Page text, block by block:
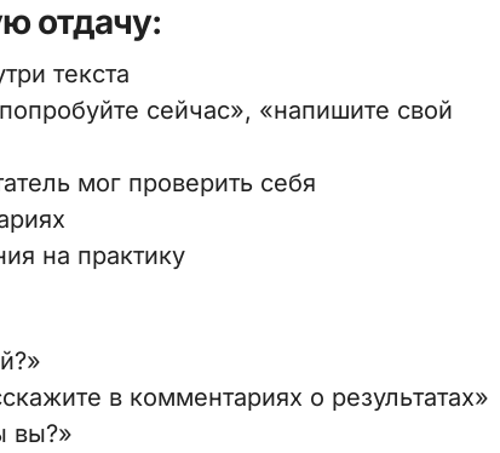
отдачу:
текста
сейчас», «напишите свой
мог проверить себя
на практику
в комментариях о результатах»
вы?»